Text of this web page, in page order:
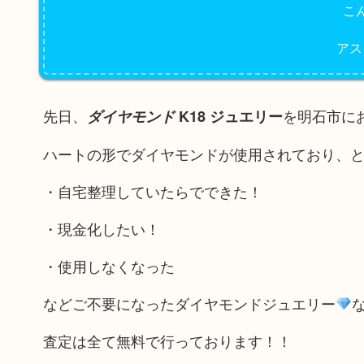
こ
ア
先日、 ダイヤモンドK18 ジュエリーを明石市に
ハートの形でダイヤモンドが使用されており、
・自宅整理していたらでできた！
・現金化したい！
・使用しなくなった
などご不要になったダイヤモンドジュエリー
査定は全て無料で行っております！！